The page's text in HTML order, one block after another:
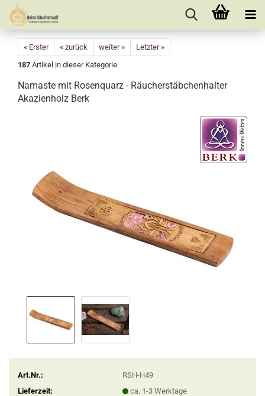
« Erster « zurück weiter »
Letzter »
187 Artikel in dieser Kategorie
Namaste mit Rosenquarz - Räucherstäbchenhalter
Akazienholz Berk
Art.Nr.:
RSH-H49
Lieferzeit:
ca. 1-3 Werktage